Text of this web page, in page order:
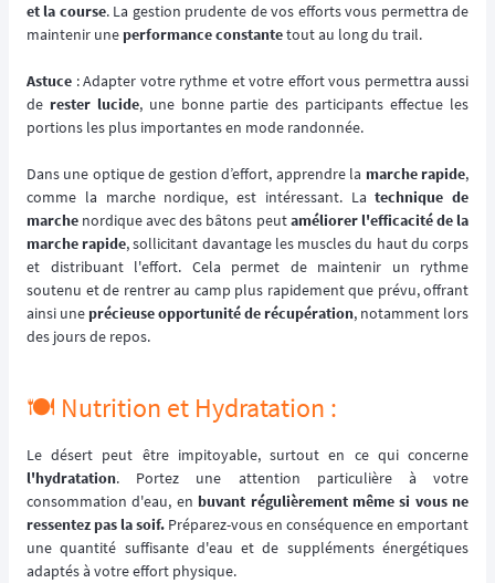
et la course. La gestion prudente de vos efforts vous permettra de
maintenir une performance constantetout au long du trail.
Astuce : Adapter votre rythme et votre effort vous permettra aussi
de rester lucide, une bonne partie des participants effectue les
portions les plus importantes en mode randonnée.
Dans une optique de gestion d’effort, apprendre la marche rapide,
comme la marche nordique, est intéressant. Latechnique de
marche nordique avec des bâtons peutaméliorer l'efficacité de la
marche rapide, sollicitant davantage les muscles du haut du corps
et distribuant l'effort. Cela permet de maintenir un rythme
soutenu et de rentrer au camp plus rapidement que prévu, offrant
ainsi une précieuse opportunité de récupération, notamment lors
des jours de repos.
🍽️ Nutrition et Hydratation :
Le désert peut être impitoyable, surtout en ce qui concerne
l'hydratation. Portez une attention particulière à votre
consommation d'eau, en buvant régulièrement même si vous ne
ressentez pas la soif. Préparez-vous en conséquence en emportant
une quantité suffisante d'eau et de suppléments énergétiques
adaptés à votre effort physique.